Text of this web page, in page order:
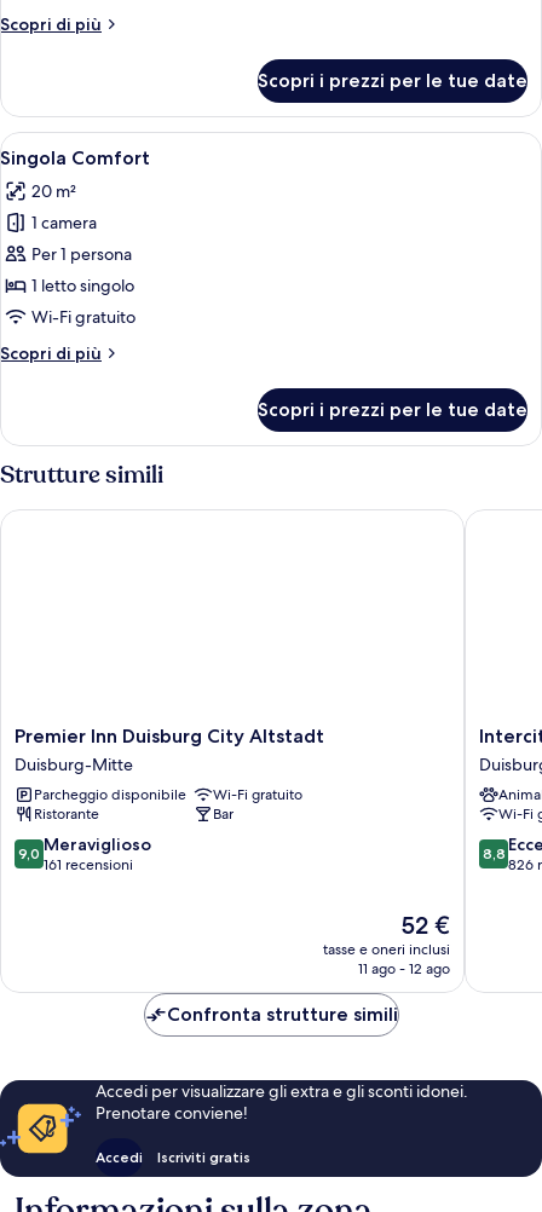
Scopri di più
Altri
Comfort
Scopri i prezzi per le tue date
Apri
tutte
le
foto
per
Singola
Comfort
Camera d'albergo moderna con un
7
Singola Comfort
20 m²
1 camera
Per 1 persona
1 letto singolo
Wi-Fi gratuito
Scopri di più
Altri
Comfort
Scopri i prezzi per le tue date
Strutture simili
Premier
Inn
Duisburg
City
Altstadt
Duisburg-
Mitte
Premier Inn Duisburg City Altstadt
Duisburg-Mitte
Parcheggio disponibile
Wi-Fi gratuito
Ristorante
Bar
9.0
su
9,0 Meraviglioso
161 recensioni
Il
prezzo
attuale
52 €
tasse e oneri inclusi
11 ago - 12 ago
Premier Inn Duisburg City Altstadt
Mitte
Wi-Fi
8.8
su
8,8
826
Confronta strutture simili
Accedi per visualizzare gli extra e gli sconti idonei.
Prenotare conviene!
Accedi Iscriviti gratis